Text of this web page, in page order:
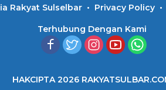
Rakyat Sulselbar Privacy Policy
Terhubung Dengan Kami
HAKCIPTA 2026